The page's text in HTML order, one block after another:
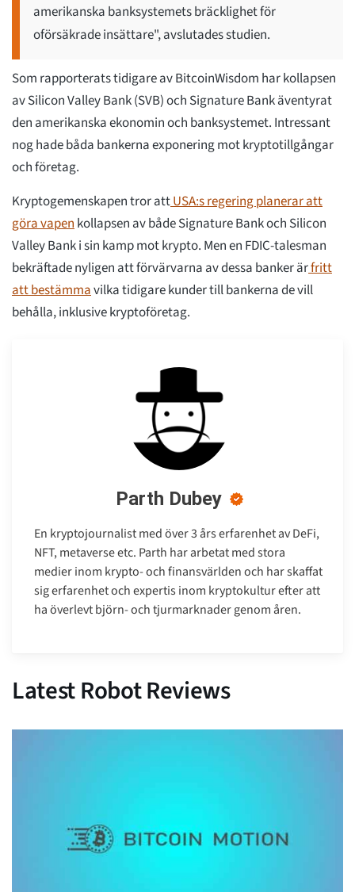
amerikanska banksystemets bräcklighet för
oförsäkrade insättare", avslutades studien.
Som rapporterats tidigare av BitcoinWisdom har kollapsen
av Silicon Valley Bank (SVB) och Signature Bank äventyrat
den amerikanska ekonomin och banksystemet. Intressant
nog hade båda bankerna exponering mot kryptotillgångar
och företag.
Kryptogemenskapen tror attUSA:s regering planerar att
göra vapenkollapsen av både Signature Bank och Silicon
Valley Bank i sin kamp mot krypto. Men en FDIC-talesman
bekräftade nyligen att förvärvarna av dessa banker ärfritt
att bestämmavilka tidigare kunder till bankerna de vill
behålla, inklusive kryptoföretag.
Parth Dubey
En kryptojournalist med över 3 års erfarenhet av DeFi,
NFT, metaverse etc. Parth har arbetat med stora
medier inom krypto- och finansvärlden och har skaffat
sig erfarenhet och expertis inom kryptokultur efter att
ha överlevt björn- och tjurmarknader genom åren.
Latest Robot Reviews